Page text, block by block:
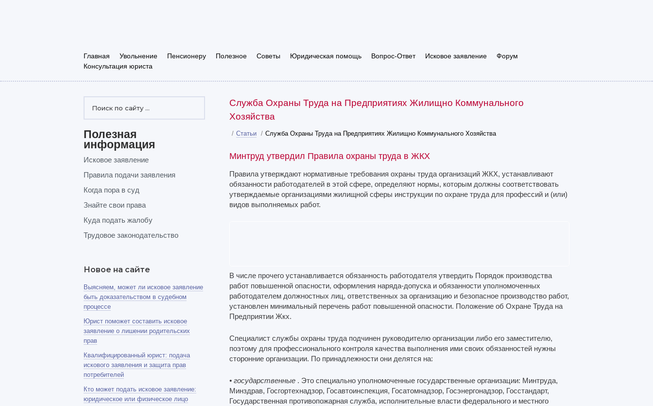
Главная Увольнение Пенсионеру Полезное Советы Юридическая помощь Вопрос-Ответ Исковое заявление
Форум
Консультация юриста
Служба Охраны Труда на Предприятиях Жилищно Коммунального
Хозяйства
/ Статьи / Служба Охраны Труда на Предприятиях Жилищно Коммунального Хозяйства
Минтруд утвердил Правила охраны труда в ЖКХ
Правила утверждают нормативные требования охраны труда организаций ЖКХ, устанавливают
обязанности работодателей в этой сфере, определяют нормы, которым должны соответствовать
утверждаемые организациями жилищной сферы инструкции по охране труда для профессий и (или)
видов выполняемых работ.
В числе прочего устанавливается обязанность работодателя утвердить Порядок производства
работ повышенной опасности, оформления наряда-допуска и обязанности уполномоченных
работодателем должностных лиц, ответственных за организацию и безопасное производство работ,
установлен минимальный перечень работ повышенной опасности. Положение об Охране Труда на
Предприятии Жкх.
Специалист службы охраны труда подчинен руководителю организации либо его заместителю,
поэтому для профессионального контроля качества выполнения ими своих обязанностей нужны
сторонние организации. По принадлежности они делятся на:
• государственные . Это специально уполномоченные государственные организации: Минтруда,
Минздрав, Госгортехнадзор, Госавтоинспекция, Госатомнадзор, Госэнергонадзор, Госстандарт,
Государственная противопожарная служба, исполнительные власти федерального и местного
Полезная
информация
Исковое заявление
Правила подачи заявления
Когда пора в суд
Знайте свои права
Куда подать жалобу
Трудовое законодательство
Новое на сайте
Выясняем, может ли исковое заявление
быть доказательством в судебном
процессе
Юрист поможет составить исковое
заявление о лишении родительских
прав
Квалифицированный юрист: подача
искового заявления и защита прав
потребителей
Кто может подать исковое заявление:
юридическое или физическое лицо